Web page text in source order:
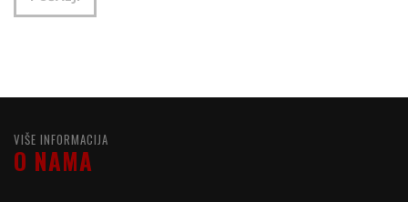
VIŠE INFORMACIJA
O NAMA